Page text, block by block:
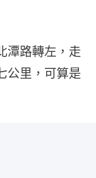
潭路轉左，走
公里，可算是